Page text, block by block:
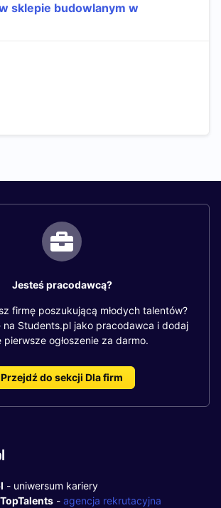
sklepie budowlanym w
Jesteś pracodawcą?
firmę poszukującą młodych talentów?
na Students.pl jako pracodawca i dodaj
pierwsze ogłoszenie za darmo.
Przejdź do sekcji Dla firm
- uniwersum kariery
TopTalents - agencja rekrutacyjna